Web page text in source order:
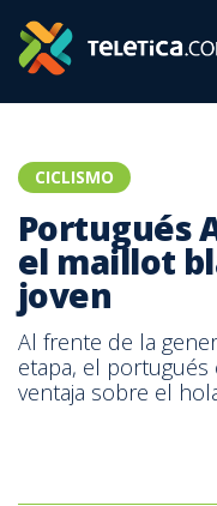
CICLISMO
Portugués
el maillot
joven
Al frente de la
etapa, el
ventaja sobre el